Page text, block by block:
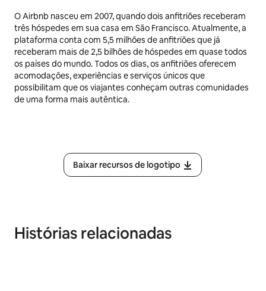
O Airbnb nasceu em 2007, quando dois anfitriões receberam
três hóspedes em sua casa em São Francisco. Atualmente, a
plataforma conta com 5,5 milhões de anfitriões que já
receberam mais de 2,5 bilhões de hóspedes em quase todos
os países do mundo. Todos os dias, os anfitriões oferecem
acomodações, experiências e serviços únicos que
possibilitam que os viajantes conheçam outras comunidades
de uma forma mais autêntica.
Baixar recursos de logotipo
Histórias relacionadas